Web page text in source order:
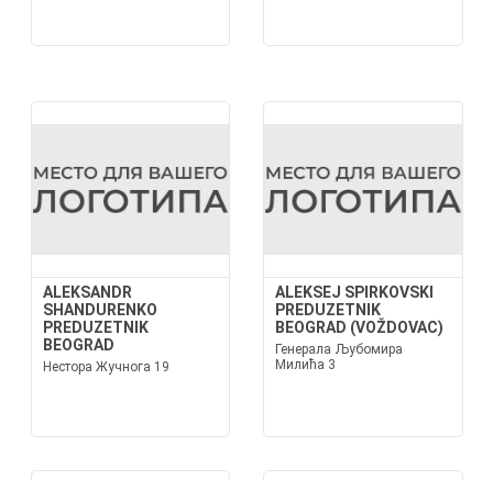
ALEKSANDR
SHANDURENKO
PREDUZETNIK
BEOGRAD
Нестора Жучнога 19
ALEKSEJ SPIRKOVSKI
PREDUZETNIK
BEOGRAD (VOŽDOVAC)
Генерала Љубомира
Милића 3